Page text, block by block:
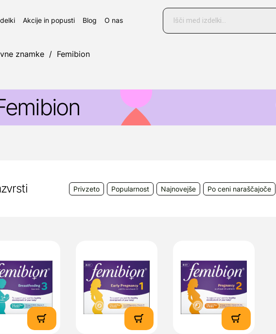
Akcije in popusti Blog O nas
Products
search
znamke / Femibion
am Taunus, Nemčija
Privzeto Popularnost Najnovejše Po ceni naraščajoče